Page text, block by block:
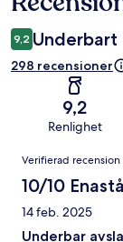
9,2 Underbart
298 recensioner
9,2
Renlighet
Recensioner
Verifierad recension
10/10
14 feb. 2025
Underbar